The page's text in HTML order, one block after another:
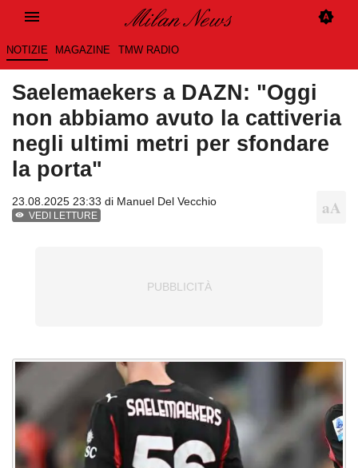
NOTIZIE MAGAZINE TMW RADIO
Saelemaekers a DAZN: "Oggi
non abbiamo avuto la cattiveria
negli ultimi metri per sfondare
la porta"
23.08.2025 23:33 di Manuel Del Vecchio
VEDI LETTURE